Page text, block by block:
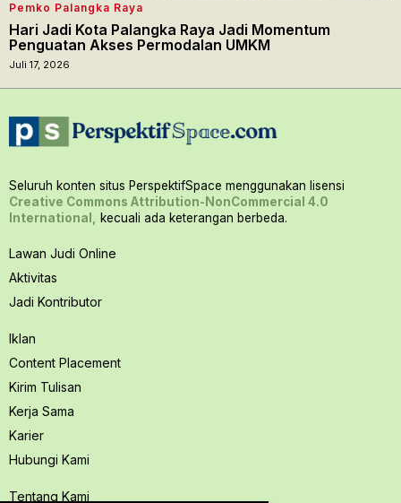
Pemko Palangka Raya
Hari Jadi Kota Palangka Raya Jadi Momentum
Penguatan Akses Permodalan UMKM
Juli 17, 2026
Seluruh konten situs PerspektifSpace menggunakan lisensi
Creative Commons Attribution-NonCommercial 4.0
International,
kecuali ada keterangan berbeda.
Lawan Judi Online
Aktivitas
Jadi Kontributor
Iklan
Content Placement
Kirim Tulisan
Kerja Sama
Karier
Hubungi Kami
Tentang Kami